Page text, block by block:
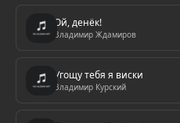
Ой, денёк!
Владимир Ждамиров
Угощу тебя я виски
Владимир Курский